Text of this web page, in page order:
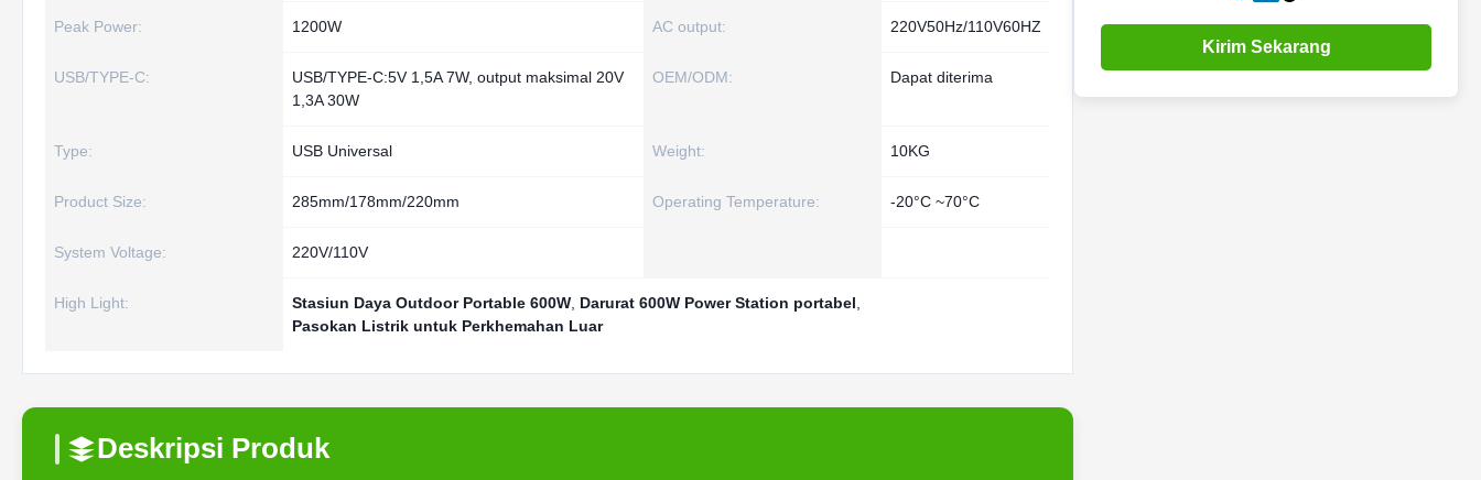
Peak Power: 1200W AC output: 220V50Hz/110V60HZ
USB/TYPE-C:
USB/TYPE-C:5V 1,5A 7W, output maksimal 20V
1,3A 30W
OEM/ODM: Dapat diterima
Type: USB Universal Weight: 10KG
Product Size: 285mm/178mm/220mm Operating Temperature: -20°C ~70°C
System Voltage: 220V/110V
High Light: Stasiun Daya Outdoor Portable 600W Darurat 600W Power Station portabel
Pasokan Listrik untuk Perkhemahan Luar
Deskripsi Produk
Kirim Sekarang